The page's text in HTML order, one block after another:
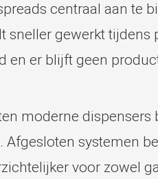
centraal aan te
sneller gewerkt tijdens
en er blijft geen
moderne dispensers
Afgesloten systemen
voor zowel